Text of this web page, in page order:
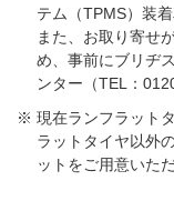
テム（TPMS）装
また、お取り寄せ
め、事前にブリヂ
ンター（TEL：
現在ランフラット
ラットタイヤ以外
ットをご用意いた